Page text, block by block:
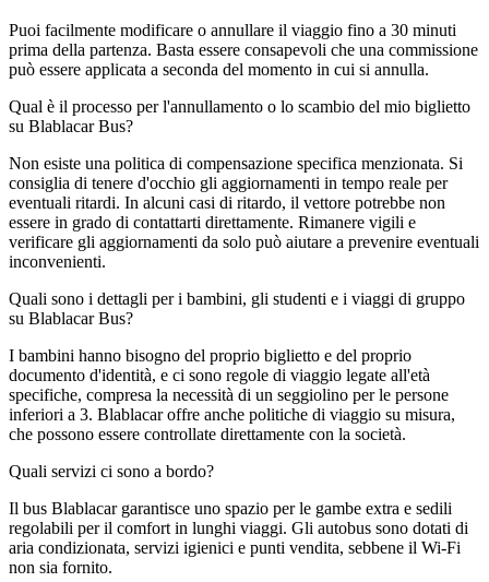
Puoi facilmente modificare o annullare il viaggio fino a 30 minuti
prima della partenza. Basta essere consapevoli che una commissione
può essere applicata a seconda del momento in cui si annulla.
Qual è il processo per l'annullamento o lo scambio del mio biglietto
su Blablacar Bus?
Non esiste una politica di compensazione specifica menzionata. Si
consiglia di tenere d'occhio gli aggiornamenti in tempo reale per
eventuali ritardi. In alcuni casi di ritardo, il vettore potrebbe non
essere in grado di contattarti direttamente. Rimanere vigili e
verificare gli aggiornamenti da solo può aiutare a prevenire eventuali
inconvenienti.
Quali sono i dettagli per i bambini, gli studenti e i viaggi di gruppo
su Blablacar Bus?
I bambini hanno bisogno del proprio biglietto e del proprio
documento d'identità, e ci sono regole di viaggio legate all'età
specifiche, compresa la necessità di un seggiolino per le persone
inferiori a 3. Blablacar offre anche politiche di viaggio su misura,
che possono essere controllate direttamente con la società.
Quali servizi ci sono a bordo?
Il bus Blablacar garantisce uno spazio per le gambe extra e sedili
regolabili per il comfort in lunghi viaggi. Gli autobus sono dotati di
aria condizionata, servizi igienici e punti vendita, sebbene il Wi-Fi
non sia fornito.